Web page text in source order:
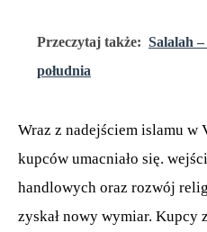
Przeczytaj także: Salalah
południa
Wraz z nadejściem islamu w
kupców umacniało się.
handlowych oraz rozwój
zyskał nowy wymiar. Kupcy